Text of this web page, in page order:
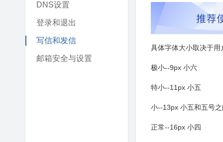
DNS设置
登录和退出
写信和发信
邮箱安全与设置
具体字体大小取决于
极小--9px 小六
特小--11px 小五
小--13px 小五和五号
正常--16px 小四